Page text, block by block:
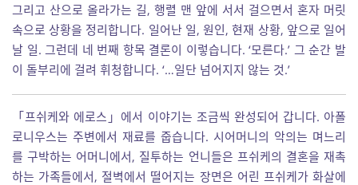
그리고 산으로 올라가는 길, 행렬 맨 앞에 서서 걸으면서 혼자 머릿
속으로 상황을 정리합니다. 일어난 일, 원인, 현재 상황, 앞으로 일어
날 일. 그런데 네 번째 항목 결론이 이렇습니다. ‘모른다.’ 그 순간 발
이 돌부리에 걸려 휘청합니다. ‘…일단 넘어지지 않는 것.’
「프쉬케와 에로스」에서 이야기는 조금씩 완성되어 갑니다. 아폴
로니우스는 주변에서 재료를 줍습니다. 시어머니의 악의는 며느리
를 구박하는 어머니에서, 질투하는 언니들은 프쉬케의 결혼을 재촉
하는 가족들에서, 절벽에서 떨어지는 장면은 어린 프쉬케가 화살에